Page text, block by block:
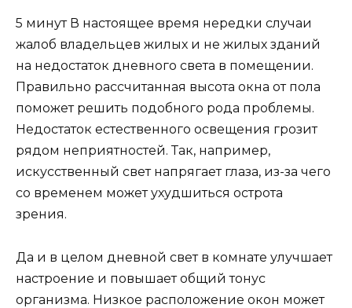
5 минут В настоящее время нередки случаи
жалоб владельцев жилых и не жилых зданий
на недостаток дневного света в помещении.
Правильно рассчитанная высота окна от пола
поможет решить подобного рода проблемы.
Недостаток естественного освещения грозит
рядом неприятностей. Так, например,
искусственный свет напрягает глаза, из-за чего
со временем может ухудшиться острота
зрения.
Да и в целом дневной свет в комнате улучшает
настроение и повышает общий тонус
организма. Низкое расположение окон может